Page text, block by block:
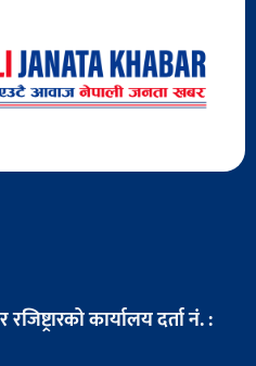
कार्यालय दर्ता नं. :